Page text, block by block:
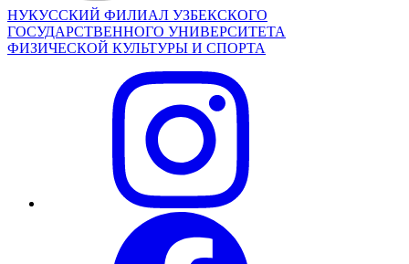
НУКУССКИЙ ФИЛИАЛ УЗБЕКСКОГО
ГОСУДАРСТВЕННОГО УНИВЕРСИТЕТА
ФИЗИЧЕСКОЙ КУЛЬТУРЫ И СПОРТА